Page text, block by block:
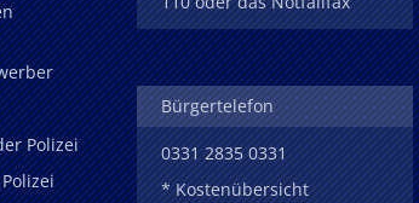
Polizei
Bürgertelefon
0331 2835 0331
* Kostenübersicht